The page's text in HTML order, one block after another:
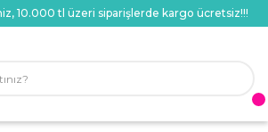
10.000 tl üzeri siparişlerde kargo ücretsiz!!!